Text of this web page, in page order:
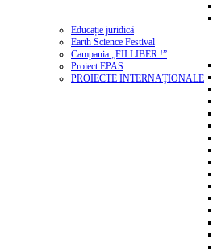
Educație juridică
Earth Science Festival
Campania „FII LIBER !”
Proiect EPAS
PROIECTE INTERNAŢIONALE